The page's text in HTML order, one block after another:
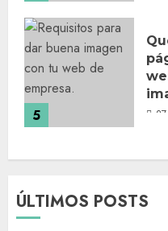
5
ÚLTIMOS POSTS